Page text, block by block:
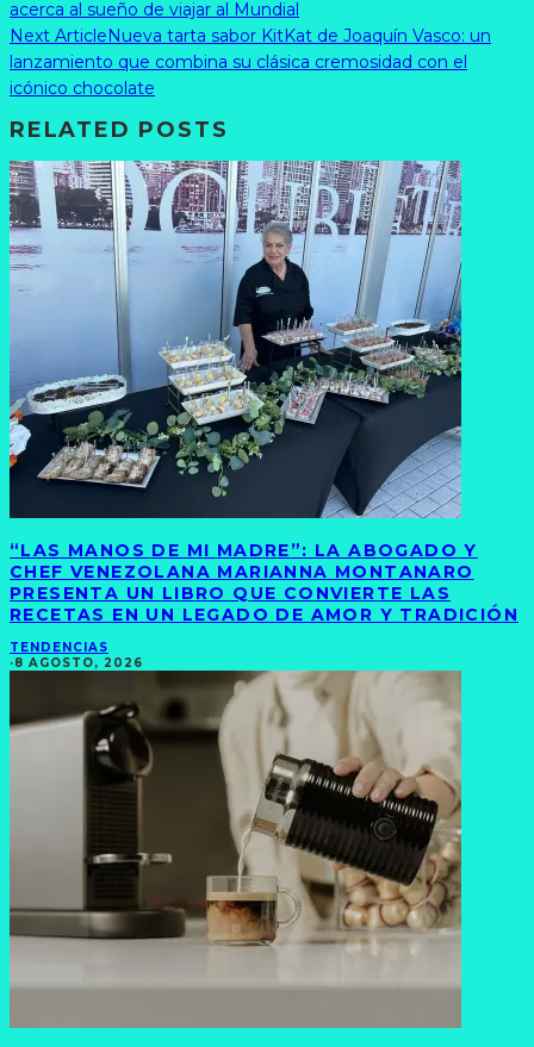
acerca al sueño de viajar al Mundial
Next ArticleNueva tarta sabor KitKat de Joaquín Vasco: un
lanzamiento que combina su clásica cremosidad con el
icónico chocolate
RELATED POSTS
“LAS MANOS DE MI MADRE”: LA ABOGADO Y
CHEF VENEZOLANA MARIANNA MONTANARO
PRESENTA UN LIBRO QUE CONVIERTE LAS
RECETAS EN UN LEGADO DE AMOR Y TRADICIÓN
TENDENCIAS
·8 AGOSTO, 2026